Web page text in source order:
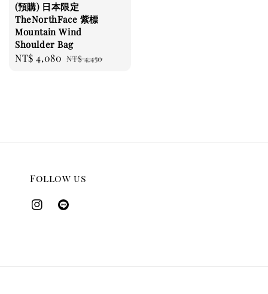
(預購) 日本限定
TheNorthFace 紫標
Mountain Wind
Shoulder Bag
Sale
NT$ 4,080 Regular
NT$ 4,450
Follow us